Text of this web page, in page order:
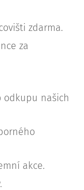
zdarma.
za
odkupu našich
akce.